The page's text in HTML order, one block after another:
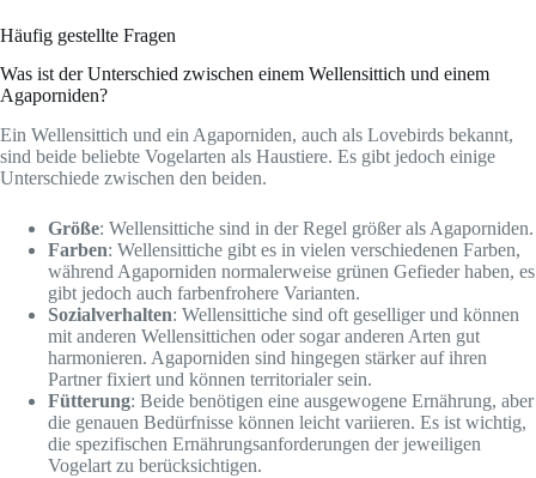
Häufig gestellte Fragen
Was ist der Unterschied zwischen einem Wellensittich und einem
Agaporniden?
Ein Wellensittich und ein Agaporniden, auch als Lovebirds bekannt,
sind beide beliebte Vogelarten als Haustiere. Es gibt jedoch einige
Unterschiede zwischen den beiden.
Größe: Wellensittiche sind in der Regel größer als Agaporniden.
Farben: Wellensittiche gibt es in vielen verschiedenen Farben,
während Agaporniden normalerweise grünen Gefieder haben, es
gibt jedoch auch farbenfrohere Varianten.
Sozialverhalten: Wellensittiche sind oft geselliger und können
mit anderen Wellensittichen oder sogar anderen Arten gut
harmonieren. Agaporniden sind hingegen stärker auf ihren
Partner fixiert und können territorialer sein.
Fütterung: Beide benötigen eine ausgewogene Ernährung, aber
die genauen Bedürfnisse können leicht variieren. Es ist wichtig,
die spezifischen Ernährungsanforderungen der jeweiligen
Vogelart zu berücksichtigen.